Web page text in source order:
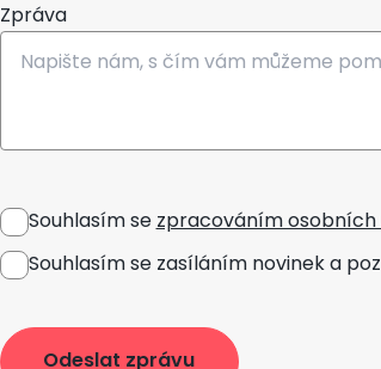
Zpráva
Souhlasím sezpracováním osobních
Souhlasím se zasíláním novineka